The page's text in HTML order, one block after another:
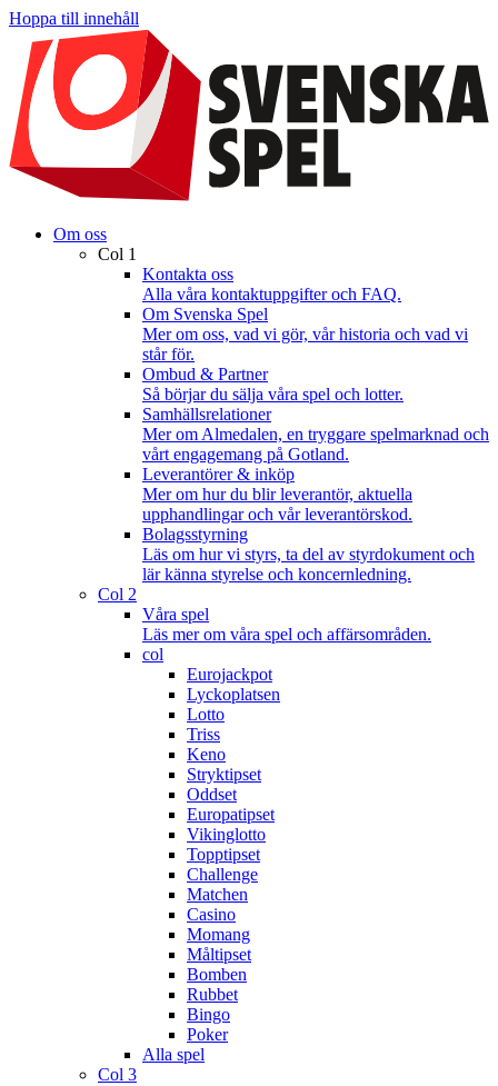
Hoppa till innehåll
Om oss
Col 1
Kontakta oss
Alla våra kontaktuppgifter och FAQ.
Om Svenska Spel
Mer om oss, vad vi gör, vår historia och vad vi
står för.
Ombud & Partner
Så börjar du sälja våra spel och lotter.
Samhällsrelationer
Mer om Almedalen, en tryggare spelmarknad och
vårt engagemang på Gotland.
Leverantörer & inköp
Mer om hur du blir leverantör, aktuella
upphandlingar och vår leverantörskod.
Bolagsstyrning
Läs om hur vi styrs, ta del av styrdokument och
lär känna styrelse och koncernledning.
Col 2
Våra spel
Läs mer om våra spel och affärsområden.
col
Eurojackpot
Lyckoplatsen
Lotto
Triss
Keno
Stryktipset
Oddset
Europatipset
Vikinglotto
Topptipset
Challenge
Matchen
Casino
Momang
Måltipset
Bomben
Rubbet
Bingo
Poker
Alla spel
Col 3